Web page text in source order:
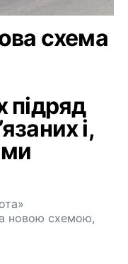
схема
підряд
і,
новою схемою,